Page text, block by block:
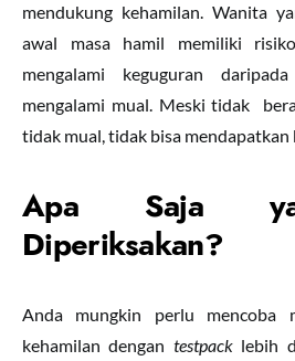
mendukung kehamilan. Wanita
awal masa hamil memiliki
mengalami keguguran
mengalami mual. Meski tidak
tidak mual, tidak bisa mendapatkan
Apa Saja
Diperiksakan?
Anda mungkin perlu mencoba
kehamilan dengan testpack lebih